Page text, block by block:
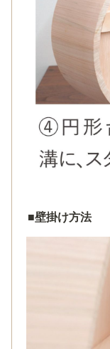
■壁掛け方法